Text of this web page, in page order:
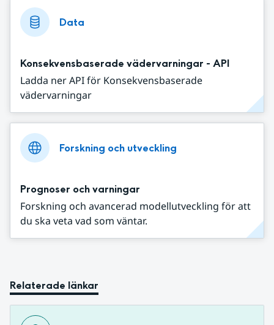
Data
Konsekvensbaserade vädervarningar - API
Ladda ner API för Konsekvensbaserade
vädervarningar
Forskning och utveckling
Prognoser och varningar
Forskning och avancerad modellutveckling för att
du ska veta vad som väntar.
Relaterade länkar